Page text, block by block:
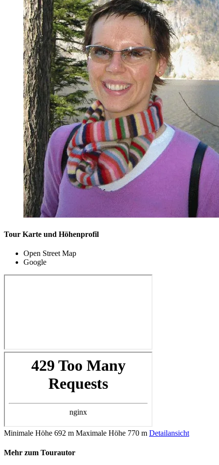
Tour Karte und Höhenprofil
Open Street Map
Google
Minimale Höhe 692 m Maximale Höhe 770 m Detailansicht
Mehr zum Tourautor